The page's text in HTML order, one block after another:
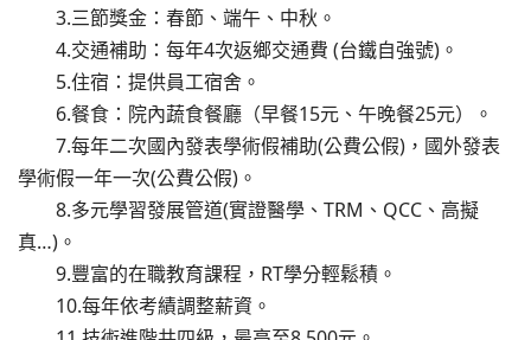
3.三節獎金：春節、端午、中秋。
4.交通補助：每年4次返鄉交通費 (台鐵自強號)。
5.住宿：提供員工宿舍。
6.餐食：院內蔬食餐廳（早餐15元、午晚餐25元）。
7.每年二次國內發表學術假補助(公費公假)，國外發表
學術假一年一次(公費公假)。
8.多元學習發展管道(實證醫學、TRM、QCC、高擬
真…)。
9.豐富的在職教育課程，RT學分輕鬆積。
10.每年依考績調整薪資。